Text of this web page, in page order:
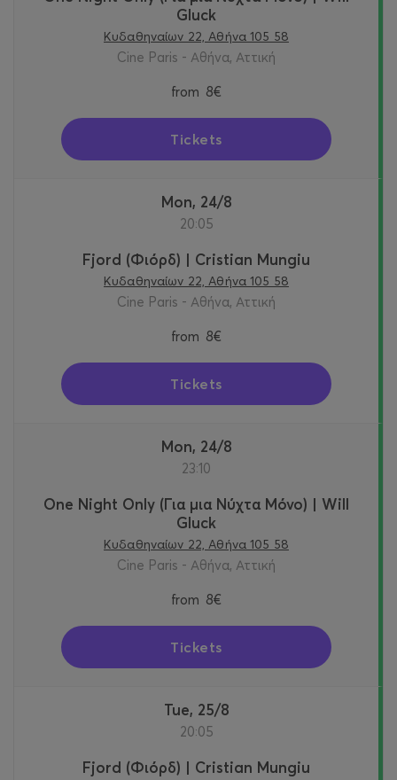
Gluck
Κυδαθηναίων 22, Αθήνα 105 58
Cine Paris - Αθήνα, Αττική
from 8€
Tickets
Mon, 24/8
20:05
Fjord (Φιόρδ) | Cristian Mungiu
Κυδαθηναίων 22, Αθήνα 105 58
Cine Paris - Αθήνα, Αττική
from 8€
Tickets
Mon, 24/8
23:10
One Night Only (Για μια Νύχτα Μόνο) | Will
Gluck
Κυδαθηναίων 22, Αθήνα 105 58
Cine Paris - Αθήνα, Αττική
from 8€
Tickets
Tue, 25/8
20:05
Fjord (Φιόρδ) | Cristian Mungiu